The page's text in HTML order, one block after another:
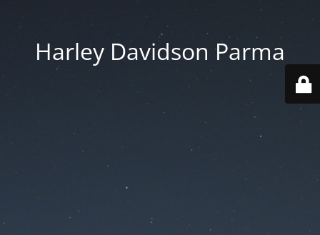
Harley Davidson Parma